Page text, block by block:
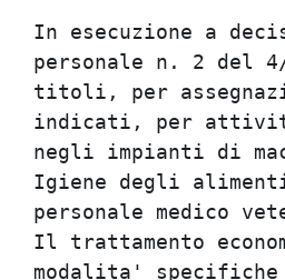
In esecuzione a decisione del Direttore del Servizio Gestione del               
personale n. 2 del 4/1/2001, viene emesso avviso pubblico, per                  
titoli, per assegnazione degli incarichi professionali sopra                    
indicati, per attivita' di collaborazione nella Ispezione sanitaria             
negli impianti di macellazione industriale, rientrante nell'area di             
Igiene degli alimenti di origine animale, in collaborazione con il              
personale medico veterinario dipendente.                                        
Il trattamento economico per l'attivita' di cui trattasi e le                   
modalita' specifiche saranno previste nella convenzione che gli                 
interessati dovranno sottoscrivere.                                             
Requisiti specifici di ammissione                                               
a) Laurea in Medicina veterinaria;                                              
b) abilitazione all'esercizio della professione veterinaria;                    
c) iscrizione all'Albo dell'Ordine dei veterinari; e' considerato               
titolo di preferenza l'iscrizione all'Albo della Provincia di Modena.           
Modalita' degli incarichi                                                       
La durata degli incarichi sara' variabile da 3 a 12 mesi, per un                
numero di ore settimanali variabile da un minimo di 5 ad un massimo             
di 12, in funzione delle esigenze del Servizio.                                 
Le sedi di svolgimento dell'attivita' saranno ubicate nei seguenti              
ambiti territoriali:                                                            
- distretto di Carpi;                                                           
- distretto di Sassuolo;                                                        
- distretto di Pavullo;                                                         
- distretto di Vignola.                                                         
I candidati potranno esprimere la/le propria/e preferenza/e per le              
sedi di lavoro.                                                                 
Il compenso orario previsto e' di Lire 35.000 (comprensive delle                
spese di viaggio), + IVA + ENPAV per l'attivita' svolta in orario               
diurno (dalle ore 7 alle ore 19), e di Lire 45.000 (comprensive delle           
spese di viaggio) + IVA + ENPAV per l'attivita' svolta